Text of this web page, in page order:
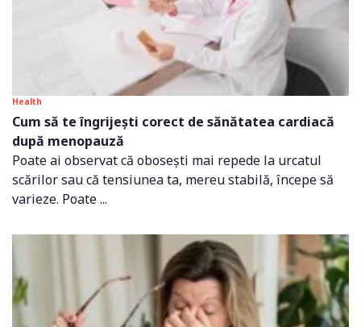
Health
Cum să te îngrijești corect de sănătatea cardiacă
după menopauză
Poate ai observat că obosești mai repede la urcatul
scărilor sau că tensiunea ta, mereu stabilă, începe să
varieze. Poate ...